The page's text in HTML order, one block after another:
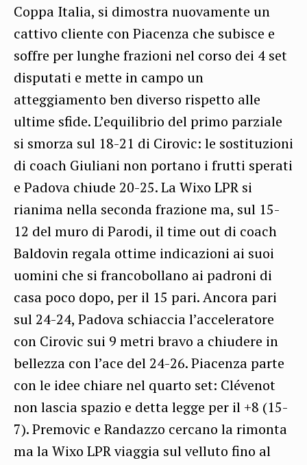
Coppa Italia, si dimostra nuovamente un
cattivo cliente con Piacenza che subisce e
soffre per lunghe frazioni nel corso dei 4 set
disputati e mette in campo un
atteggiamento ben diverso rispetto alle
ultime sfide. L’equilibrio del primo parziale
si smorza sul 18-21 di Cirovic: le sostituzioni
di coach Giuliani non portano i frutti sperati
e Padova chiude 20-25. La Wixo LPR si
rianima nella seconda frazione ma, sul 15-
12 del muro di Parodi, il time out di coach
Baldovin regala ottime indicazioni ai suoi
uomini che si francobollano ai padroni di
casa poco dopo, per il 15 pari. Ancora pari
sul 24-24, Padova schiaccia l’acceleratore
con Cirovic sui 9 metri bravo a chiudere in
bellezza con l’ace del 24-26. Piacenza parte
con le idee chiare nel quarto set: Clévenot
non lascia spazio e detta legge per il +8 (15-
7). Premovic e Randazzo cercano la rimonta
ma la Wixo LPR viaggia sul velluto fino al